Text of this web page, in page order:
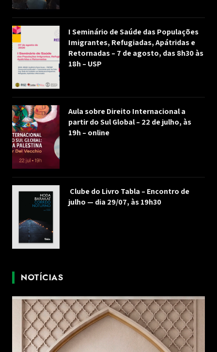
I Seminário de Saúde das Populações
Imigrantes, Refugiadas, Apátridas e
Retornadas – 7 de agosto, das 8h30 às
18h – USP
Aula sobre Direito Internacional a
partir do Sul Global – 22 de julho, às
19h – online
Clube do Livro Tabla – Encontro de
julho — dia 29/07, às 19h30
NOTÍCIAS